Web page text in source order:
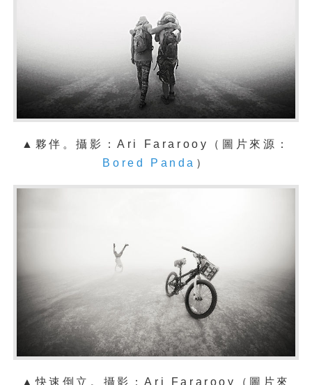
▲夥伴 。攝影：Ari Fararooy
（圖片來源：
Bored Panda ）
▲快速倒立 。攝影：Ari Fararooy （圖片來